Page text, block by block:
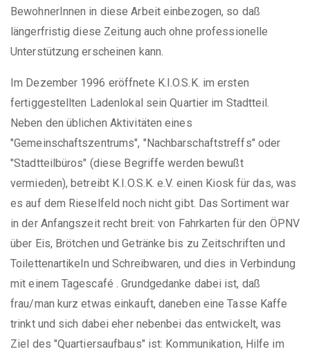
BewohnerInnen in diese Arbeit einbezogen, so daß
längerfristig diese Zeitung auch ohne professionelle
Unterstützung erscheinen kann.
Im Dezember 1996 eröffnete K.I.O.S.K. im ersten
fertiggestellten Ladenlokal sein Quartier im Stadtteil.
Neben den üblichen Aktivitäten eines
"Gemeinschaftszentrums", "Nachbarschaftstreffs" oder
"Stadtteilbüros" (diese Begriffe werden bewußt
vermieden), betreibt K.I.O.S.K. e.V. einen Kiosk für das, was
es auf dem Rieselfeld noch nicht gibt. Das Sortiment war
in der Anfangszeit recht breit: von Fahrkarten für den ÖPNV
über Eis, Brötchen und Getränke bis zu Zeitschriften und
Toilettenartikeln und Schreibwaren, und dies in Verbindung
mit einem Tagescafé . Grundgedanke dabei ist, daß
frau/man kurz etwas einkauft, daneben eine Tasse Kaffe
trinkt und sich dabei eher nebenbei das entwickelt, was
Ziel des "Quartiersaufbaus" ist: Kommunikation, Hilfe im